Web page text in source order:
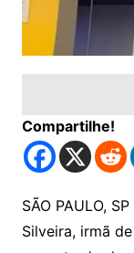
Compartilhe!
SÃO PAULO,
Silveira, irmã